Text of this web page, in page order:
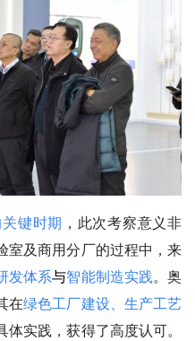
键时期 ，此次考察意义非
室及商用分厂的过程中，来
发体系与智能制造实践。奥
在绿色工厂建设、生产工艺
体实践，获得了高度认可。